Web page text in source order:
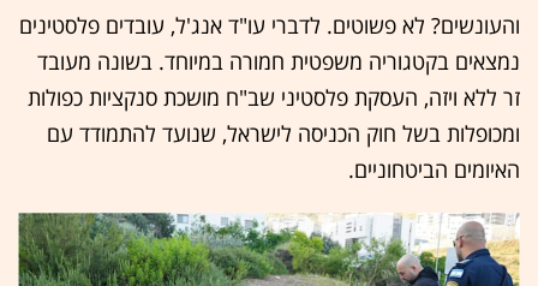
והעונשים? לא פשוטים. לדברי עו"ד אנג'ל, עובדים פלסטינים
נמצאים בקטגוריה משפטית חמורה במיוחד. בשונה מעובד
זר ללא ויזה, העסקת פלסטיני שב"ח מושכת סנקציות כפולות
ומכופלות בשל חוק הכניסה לישראל, שנועד להתמודד עם
האיומים הביטחוניים.